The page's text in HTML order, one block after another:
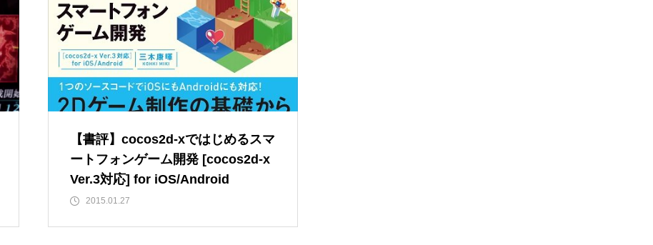
【書評】cocos2d-xではじめるスマ
ートフォンゲーム開発 [cocos2d-x
Ver.3対応] for iOS/Android
2015.01.27